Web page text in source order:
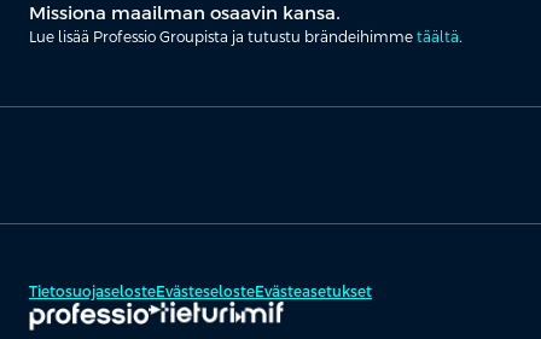
Missiona maailman osaavin kansa.
Lue lisää Professio Groupista ja tutustu brändeihimme täältä.
TietosuojaselosteEvästeselosteEvästeasetukset